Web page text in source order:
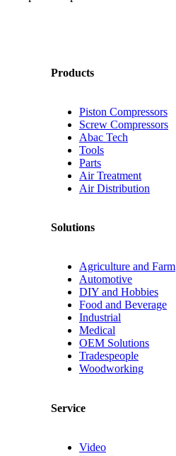
Products
Piston Compressors
Screw Compressors
Abac Tech
Tools
Parts
Air Treatment
Air Distribution
Solutions
Agriculture and Farm
Automotive
DIY and Hobbies
Food and Beverage
Industrial
Medical
OEM Solutions
Tradespeople
Woodworking
Service
Video